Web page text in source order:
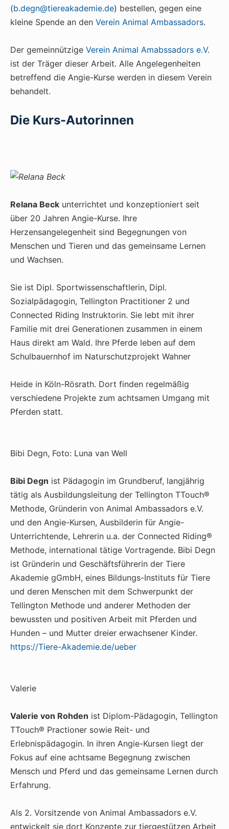
(b.degn@tiereakademie.de) bestellen, gegen eine
kleine Spende an den Verein Animal Ambassadors.
Der gemeinnützige Verein Animal Amabssadors e.V.
ist der Träger dieser Arbeit. Alle Angelegenheiten
betreffend die Angie-Kurse werden in diesem Verein
behandelt.
Die Kurs-Autorinnen
Relana Beck unterrichtet und konzeptioniert seit
über 20 Jahren Angie-Kurse. Ihre
Herzensangelegenheit sind Begegnungen von
Menschen und Tieren und das gemeinsame Lernen
und Wachsen.
Sie ist Dipl. Sportwissenschaftlerin, Dipl.
Sozialpädagogin, Tellington Practitioner 2 und
Connected Riding Instruktorin. Sie lebt mit ihrer
Familie mit drei Generationen zusammen in einem
Haus direkt am Wald. Ihre Pferde leben auf dem
Schulbauernhof im Naturschutzprojekt Wahner
Heide in Köln-Rösrath. Dort finden regelmäßig
verschiedene Projekte zum achtsamen Umgang mit
Pferden statt.
Bibi Degn, Foto: Luna van Well
Bibi Degn ist Pädagogin im Grundberuf, langjährig
tätig als Ausbildungsleitung der Tellington TTouch®
Methode, Gründerin von Animal Ambassadors e.V.
und den Angie-Kursen, Ausbilderin für Angie-
Unterrichtende, Lehrerin u.a. der Connected Riding®
Methode, international tätige Vortragende. Bibi Degn
ist Gründerin und Geschäftsführerin der Tiere
Akademie gGmbH, eines Bildungs-Instituts für Tiere
und deren Menschen mit dem Schwerpunkt der
Tellington Methode und anderer Methoden der
bewussten und positiven Arbeit mit Pferden und
Hunden – und Mutter dreier erwachsener Kinder.
https://Tiere-Akademie.de/ueber
Valerie
Valerie von Rohden ist Diplom-Pädagogin, Tellington
TTouch® Practioner sowie Reit- und
Erlebnispädagogin. In ihren Angie-Kursen liegt der
Fokus auf eine achtsame Begegnung zwischen
Mensch und Pferd und das gemeinsame Lernen durch
Erfahrung.
Als 2. Vorsitzende von Animal Ambassadors e.V.
entwickelt sie dort Konzepte zur tiergestützen Arbeit